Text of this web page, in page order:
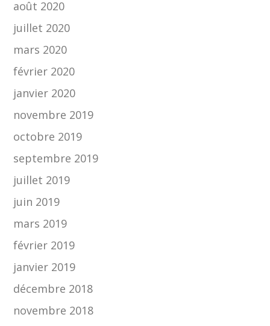
août 2020
juillet 2020
mars 2020
février 2020
janvier 2020
novembre 2019
octobre 2019
septembre 2019
juillet 2019
juin 2019
mars 2019
février 2019
janvier 2019
décembre 2018
novembre 2018